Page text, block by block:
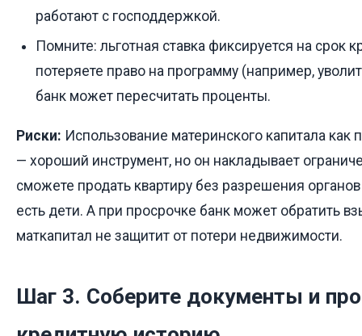
работают с господдержкой.
Помните: льготная ставка фиксируется на срок
потеряете право на программу (например,
банк может пересчитать проценты.
Риски: Использование материнского капитала как
— хороший инструмент, но он накладывает
сможете продать квартиру без разрешения
есть дети. А при просрочке банк может обратить
маткапитал не защитит от потери недвижимости.
Шаг 3. Соберите документы и